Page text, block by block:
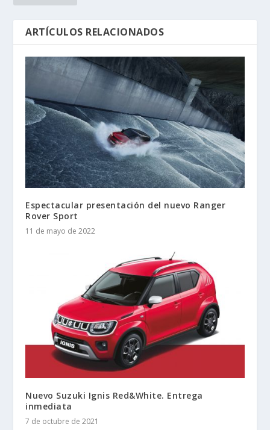
ARTÍCULOS RELACIONADOS
Espectacular presentación del nuevo Ranger
Rover Sport
11 de mayo de 2022
Nuevo Suzuki Ignis Red&White. Entrega
inmediata
7 de octubre de 2021